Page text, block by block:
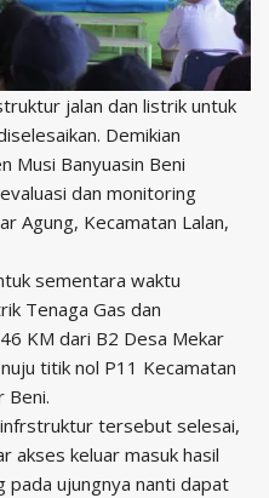
jalan dan listrik untuk
Demikian
Musi Banyuasin Beni
dan monitoring
Agung, Kecamatan Lalan,
sementara waktu
Tenaga Gas dan
KM dari B2 Desa Mekar
titik nol P11 Kecamatan
Beni.
infrstruktur tersebut selesai,
akses keluar masuk hasil
pada ujungnya nanti dapat